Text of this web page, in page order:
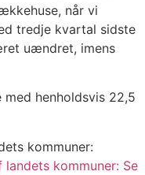
når vi
tredje kvartal sidste
uændret, imens
henholdsvis 22,5
kommuner:
kommuner: Se